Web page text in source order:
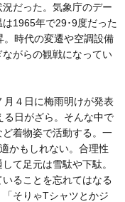
だった。気象庁のデー
1965年で29･9度だった
時代の変遷や空調設備
がらの観戦になってい
４日に梅雨明けが発表
る日がざら。そんな中で
着物姿で活動する。一
かもしれない。合理性
て足元は雪駄や下駄。
ることを忘れてはなる
そりゃTシャツとかジ